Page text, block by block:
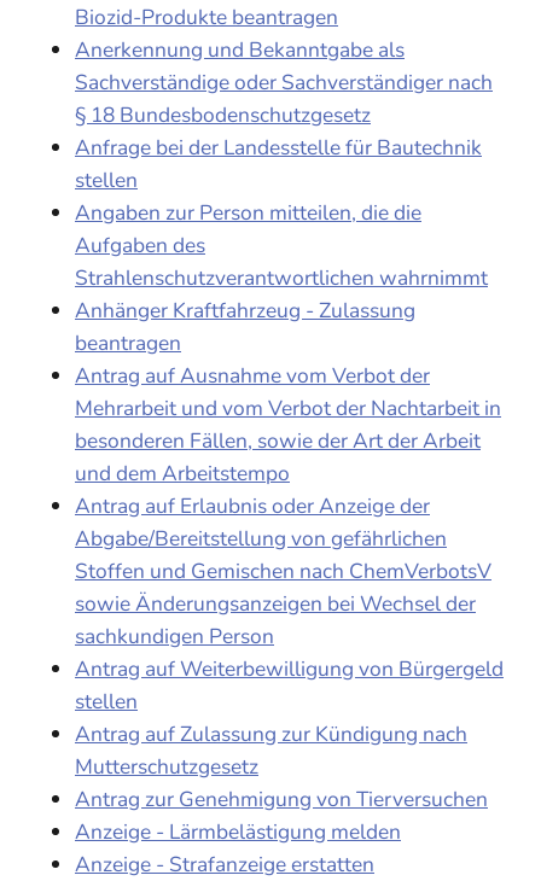
Biozid-Produkte beantragen
Anerkennung und Bekanntgabe als
Sachverständige oder Sachverständiger nach
§ 18 Bundesbodenschutzgesetz
Anfrage bei der Landesstelle für Bautechnik
stellen
Angaben zur Person mitteilen, die die
Aufgaben des
Strahlenschutzverantwortlichen wahrnimmt
Anhänger Kraftfahrzeug - Zulassung
beantragen
Antrag auf Ausnahme vom Verbot der
Mehrarbeit und vom Verbot der Nachtarbeit in
besonderen Fällen, sowie der Art der Arbeit
und dem Arbeitstempo
Antrag auf Erlaubnis oder Anzeige der
Abgabe/Bereitstellung von gefährlichen
Stoffen und Gemischen nach ChemVerbotsV
sowie Änderungsanzeigen bei Wechsel der
sachkundigen Person
Antrag auf Weiterbewilligung von Bürgergeld
stellen
Antrag auf Zulassung zur Kündigung nach
Mutterschutzgesetz
Antrag zur Genehmigung von Tierversuchen
Anzeige - Lärmbelästigung melden
Anzeige - Strafanzeige erstatten